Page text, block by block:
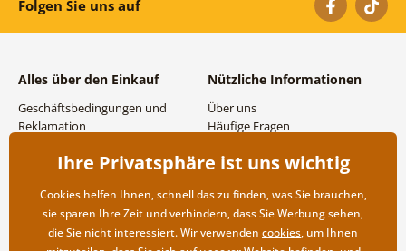
Folgen Sie uns auf
Alles über den Einkauf
Geschäftsbedingungen und
Reklamation
Versand- und
Rücksendung der Ware
Nützliche Informationen
Über uns
Häufige Fragen
Großhandel und
Ihre Privatsphäre ist uns wichtig
Cookies helfen Ihnen, schnell das zu finden, was Sie brauchen,
sie sparen Ihre Zeit und verhindern, dass Sie Werbung sehen,
die Sie nicht interessiert. Wir verwenden cookies, um Ihnen